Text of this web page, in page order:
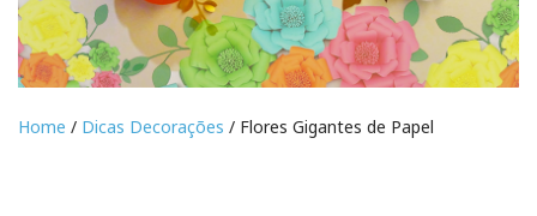
Home / Dicas Decorações / Flores Gigantes de Papel